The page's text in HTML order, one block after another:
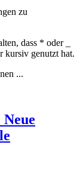
zu
dass * oder _
kursiv genutzt hat.
...